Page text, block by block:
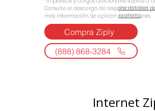
Consulte el descargo de responsabilidad
más información. Se aplican restricciones.
Ver detalles
la oferta.
Compra Ziply
(888) 868-3284
Internet